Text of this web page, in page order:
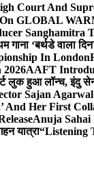
Court And
On GLOBAL
Sanghamitra
गाना ‘बर्थडे वाला दिन
In London
2026AAFT
लुक हुआ लॉन्च, इंदु
Sajan
And Her First
Anuja
यात्रा“Listening